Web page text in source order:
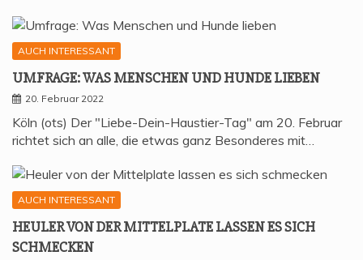
AUCH INTERESSANT
UMFRA­GE: WAS MEN­SCHEN UND HUN­DE LIEBEN
20. Februar 2022
Köln (ots) Der "Liebe-Dein-Haustier-Tag" am 20. Februar
richtet sich an alle, die etwas ganz Besonderes mit…
AUCH INTERESSANT
HEU­LER VON DER MIT­TEL­P­LA­TE LAS­SEN ES SICH
SCHMECKEN